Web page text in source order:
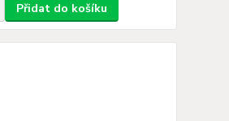
Přidat do košíku